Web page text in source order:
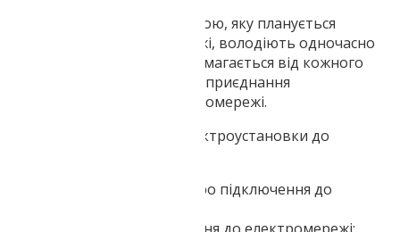
У тому випадку, якщо ділянкою, яку планується
прив'язати до електромережі, володіють одночасно
кілька осіб, то за законом вимагається від кожного
власника письмова згода на приєднання
електроустановки до електромережі.
А тепер про приєднання електроустановки до
складання офіційної заяви про підключення до